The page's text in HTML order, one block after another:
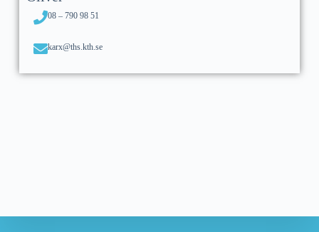
08 – 790 98 51
karx@ths.kth.se